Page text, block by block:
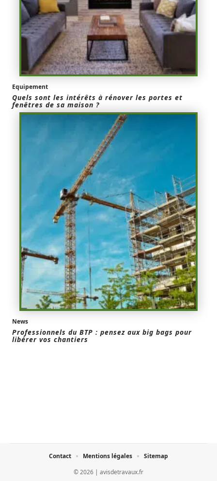
Equipement
Quels sont les intérêts à rénover les portes et
fenêtres de sa maison ?
News
Professionnels du BTP : pensez aux big bags pour
libérer vos chantiers
© 2026 | avisdetravaux.fr
Contact Mentions légales Sitemap